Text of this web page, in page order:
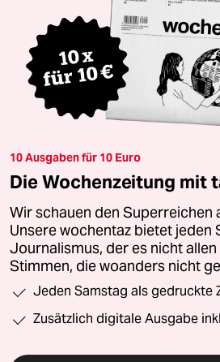
10 Ausgaben für 10 Euro
Die Wochenzeitung mit
Wir schauen den Superreichen
Unsere wochentaz bietet jeden
Journalismus, der es nicht
Stimmen, die woanders nicht
Jeden Samstag als gedruckte
Zusätzlich digitale Ausgabe